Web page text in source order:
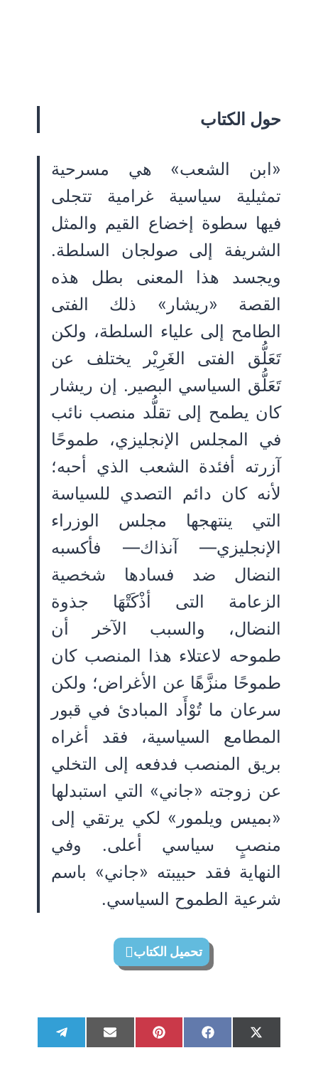
حول الكتاب
«ابن الشعب» هي مسرحية
تمثيلية سياسية غرامية تتجلى
فيها سطوة إخضاع القيم والمثل
الشريفة إلى صولجان السلطة.
ويجسد هذا المعنى بطل هذه
القصة «ريشار» ذلك الفتى
الطامح إلى علياء السلطة، ولكن
تَعَلُّق الفتى الغَرِيْر يختلف عن
تَعَلُّق السياسي البصير. إن ريشار
كان يطمح إلى تقلُّد منصب نائب
في المجلس الإنجليزي، طموحًا
آزرته أفئدة الشعب الذي أحبه؛
لأنه كان دائم التصدي للسياسة
التي ينتهجها مجلس الوزراء
الإنجليزي— آنذاك— فأكسبه
النضال ضد فسادها شخصية
الزعامة التى أذْكَتْهَا جذوة
النضال، والسبب الآخر أن
طموحه لاعتلاء هذا المنصب كان
طموحًا منزَّهًا عن الأغراض؛ ولكن
سرعان ما تُوْأَد المبادئ في قبور
المطامع السياسية، فقد أغراه
بريق المنصب فدفعه إلى التخلي
عن زوجته «جاني» التي استبدلها
«بميس ويلمور» لكي يرتقي إلى
منصبٍ سياسي أعلى. وفي
النهاية فقد حبيبته «جاني» باسم
شرعية الطموح السياسي.
تحميل الكتاب
S
h
X
(
S
h
F
a
S
h
P
i
S
h
E
m
S
h
T
e